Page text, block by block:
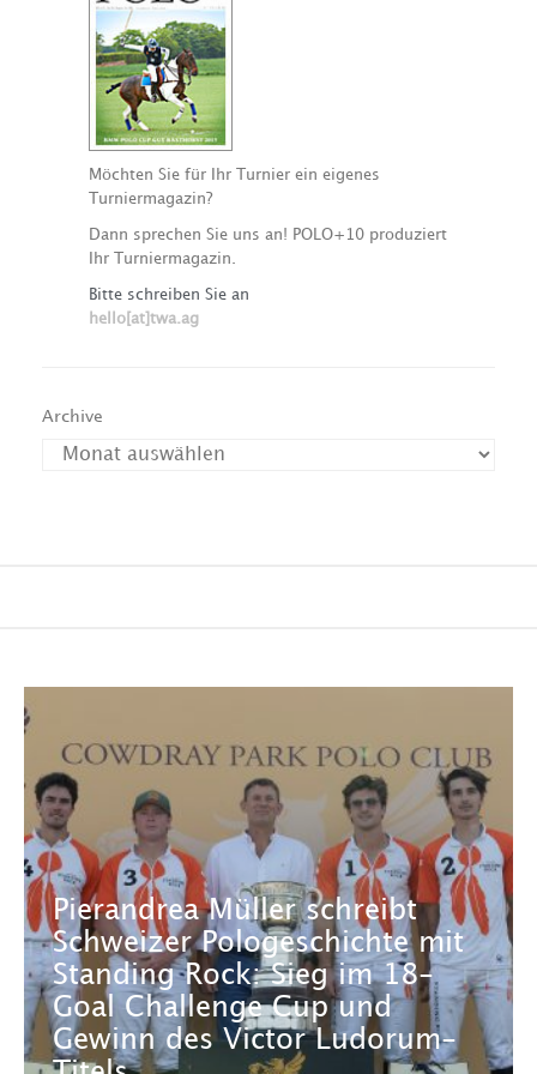
Möchten Sie für Ihr Turnier ein eigenes
Turniermagazin?
Dann sprechen Sie uns an! POLO+10 produziert
Ihr Turniermagazin.
Bitte schreiben Sie an
hello[at]twa.ag
Archive
Pierandrea Müller schreibt
Schweizer Pologeschichte mit
Standing Rock: Sieg im 18-
Goal Challenge Cup und
Gewinn des Victor Ludorum-